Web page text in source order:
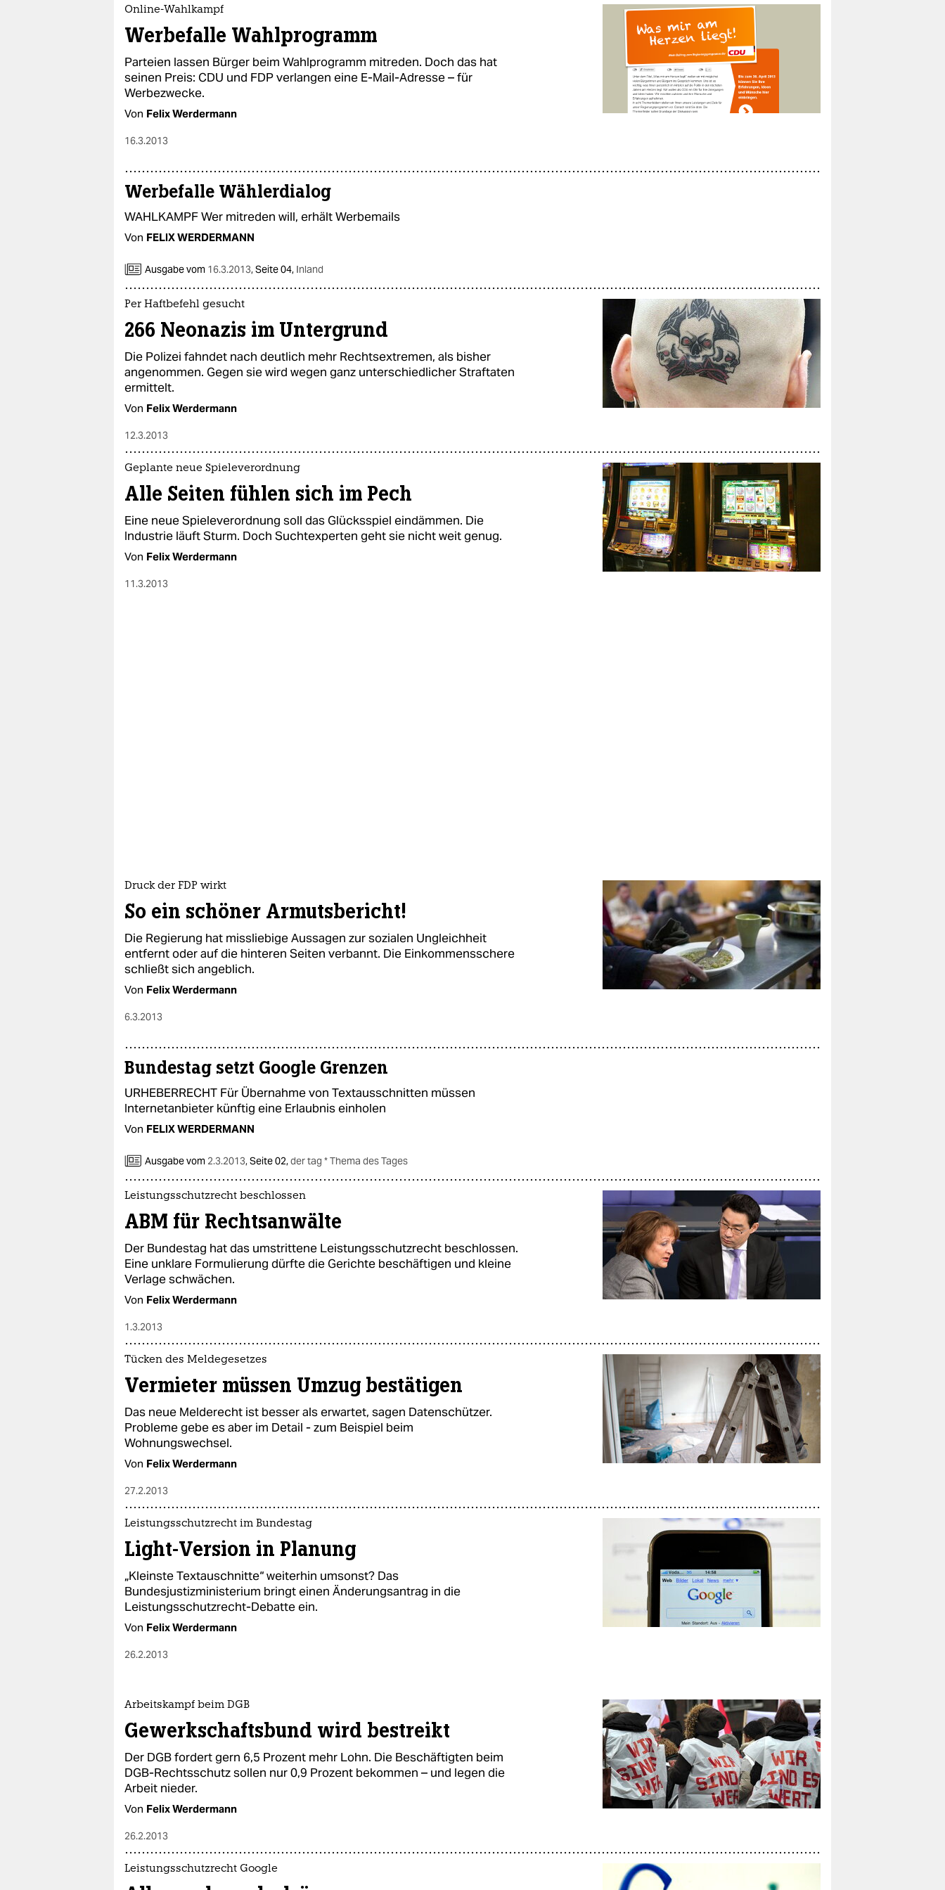
epaper login
Online-Wahlkampf
Werbefalle Wahlprogramm
Parteien lassen Bürger beim Wahlprogramm mitreden. Doch das hat
seinen Preis: CDU und FDP verlangen eine E-Mail-Adresse – für
Werbezwecke.
Von Felix Werdermann
16.3.2013
Werbefalle Wählerdialog
WAHLKAMPF Wer mitreden will, erhält Werbemails
Von FELIX WERDERMANN
Ausgabe vom 16.3.2013,Seite 04, Inland
Per Haftbefehl gesucht
266 Neonazis im Untergrund
Die Polizei fahndet nach deutlich mehr Rechtsextremen, als bisher
angenommen. Gegen sie wird wegen ganz unterschiedlicher Straftaten
ermittelt.
Von Felix Werdermann
12.3.2013
Geplante neue Spieleverordnung
Alle Seiten fühlen sich im Pech
Eine neue Spieleverordnung soll das Glücksspiel eindämmen. Die
Industrie läuft Sturm. Doch Suchtexperten geht sie nicht weit genug.
Von Felix Werdermann
11.3.2013
Druck der FDP wirkt
So ein schöner Armutsbericht!
Die Regierung hat missliebige Aussagen zur sozialen Ungleichheit
entfernt oder auf die hinteren Seiten verbannt. Die Einkommensschere
schließt sich angeblich.
Von Felix Werdermann
6.3.2013
Bundestag setzt Google Grenzen
URHEBERRECHT Für Übernahme von Textausschnitten müssen
Internetanbieter künftig eine Erlaubnis einholen
Von FELIX WERDERMANN
Ausgabe vom 2.3.2013,Seite 02,der tag * Thema des Tages
Leistungsschutzrecht beschlossen
ABM für Rechtsanwälte
Der Bundestag hat das umstrittene Leistungsschutzrecht beschlossen.
Eine unklare Formulierung dürfte die Gerichte beschäftigen und kleine
Verlage schwächen.
Von Felix Werdermann
1.3.2013
Tücken des Meldegesetzes
Vermieter müssen Umzug bestätigen
Das neue Melderecht ist besser als erwartet, sagen Datenschützer.
Probleme gebe es aber im Detail - zum Beispiel beim
Wohnungswechsel.
Von Felix Werdermann
27.2.2013
Leistungsschutzrecht im Bundestag
Light-Version in Planung
„Kleinste Textauschnitte“ weiterhin umsonst? Das
Bundesjustizministerium bringt einen Änderungsantrag in die
Leistungsschutzrecht-Debatte ein.
Von Felix Werdermann
26.2.2013
Arbeitskampf beim DGB
Gewerkschaftsbund wird bestreikt
Der DGB fordert gern 6,5 Prozent mehr Lohn. Die Beschäftigten beim
DGB-Rechtsschutz sollen nur 0,9 Prozent bekommen – und legen die
Arbeit nieder.
Von Felix Werdermann
26.2.2013
Leistungsschutzrecht Google